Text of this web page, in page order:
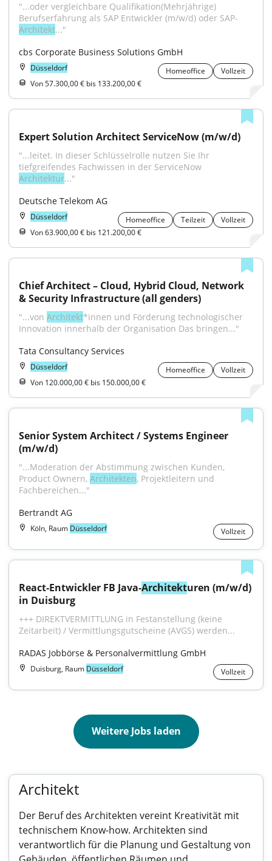
"...oder vergleichbare Qualifikation(Mehrjährige)
Berufserfahrung als SAP Entwickler (m/w/d) oder SAP-
Architekt..."
cbs Corporate Business Solutions GmbH
Düsseldorf Homeoffice
Vollzeit
Von 57.300,00 € bis 133.200,00 €
Expert Solution Architect ServiceNow (m/w/d)
"...leitet. In dieser Schlüsselrolle nutzen Sie Ihr
Architektur..."
Deutsche Telekom AG
Düsseldorf Homeoffice Teilzeit
Vollzeit
Von 63.900,00 € bis 121.200,00 €
Chief Architect – Cloud, Hybrid Cloud, Network
& Security Infrastructure (all genders)
"...von Architekt*innen und Förderung technologischer
Innovation innerhalb der Organisation Das bringen..."
Tata Consultancy Services
Düsseldorf Homeoffice
Vollzeit
Von 120.000,00 € bis 150.000,00 €
Senior System Architect / Systems Engineer
(m/w/d)
"...Moderation der Abstimmung zwischen Kunden,
Product Ownern, Architekten, Projektleitern und
Fachbereichen..."
Bertrandt AG
Köln, Raum Düsseldorf Vollzeit
React-Entwickler FB Java-Architekturen (m/w/d)
in Duisburg
+++ DIREKTVERMITTLUNG in Festanstellung (keine
Zeitarbeit) / Vermittlungsgutscheine (AVGS) werden...
RADAS Jobbörse & Personalvermittlung GmbH
Duisburg, Raum Düsseldorf Vollzeit
Weitere Jobs laden
Architekt
Der Beruf des Architekten vereint Kreativität mit
technischem Know-how. Architekten sind
verantwortlich für die Planung und Gestaltung von